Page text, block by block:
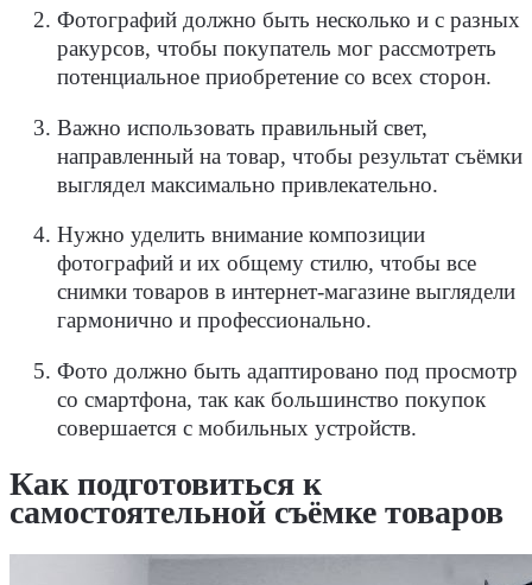
Фотографий должно быть несколько и с разных
ракурсов, чтобы покупатель мог рассмотреть
потенциальное приобретение со всех сторон.
Важно использовать правильный свет,
направленный на товар, чтобы результат съёмки
выглядел максимально привлекательно.
Нужно уделить внимание композиции
фотографий и их общему стилю, чтобы все
снимки товаров в интернет-магазине выглядели
гармонично и профессионально.
Фото должно быть адаптировано под просмотр
со смартфона, так как большинство покупок
совершается с мобильных устройств.
Как подготовиться к
самостоятельной съёмке товаров